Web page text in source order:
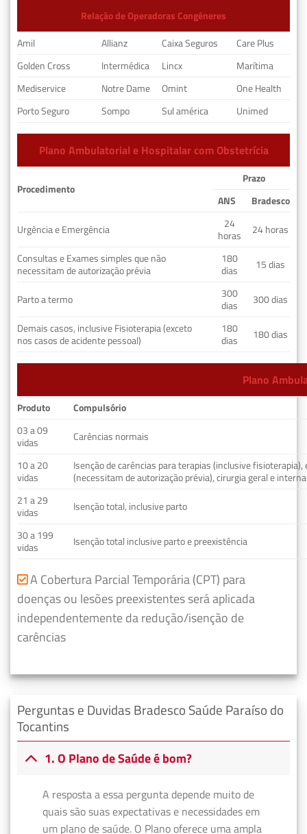
Relação de Operadoras Congêneres
Amil
Allianz Caixa Seguros
Care Plus
Golden Cross
Intermédica Lincx
Marítima
Mediservice
Notre Dame Omint
One Health
Porto Seguro
Sompo Sul américa Unimed
Plano Ambulatorial e Hospitalar com Obstetrícia
Procedimento
Prazo
ANS
Bradesco
Urgência e Emergência
24
horas
24 horas
Consultas e Exames simples que não
necessitam de autorização prévia
180
dias
15 dias
Parto a termo
300
dias
300 dias
Demais casos, inclusive Fisioterapia (exceto
nos casos de acidente pessoal)
180
dias
180 dias
Plano
Produto
Compulsório
03 a 09
vidas
Carências normais
10 a 20
vidas
Isenção de carências para terapias (inclusive fisioterapia),
(necessitam de autorização prévia), cirurgia geral e
21 a 29
vidas
Isenção total, inclusive parto
30 a 199
vidas
Isenção total inclusive parto e preexistência
A Cobertura Parcial Temporária (CPT) para
doenças ou lesões preexistentes será aplicada
independentemente da redução/isenção de
carências
Perguntas e Duvidas Bradesco Saúde Paraíso do
Tocantins
1. O Plano de Saúde é bom?
A resposta a essa pergunta depende muito de
quais são suas expectativas e necessidades em
um plano de saúde. O Plano oferece uma ampla